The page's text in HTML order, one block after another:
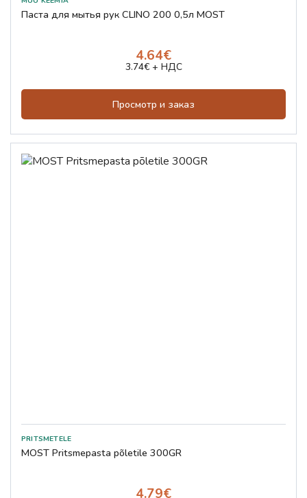
Паста для мытья рук CLINO 200 0,5л MOST
4.64€
3.74€ + НДС
Просмотр и заказ
MOST Pritsmepasta põletile 300GR
4.79€